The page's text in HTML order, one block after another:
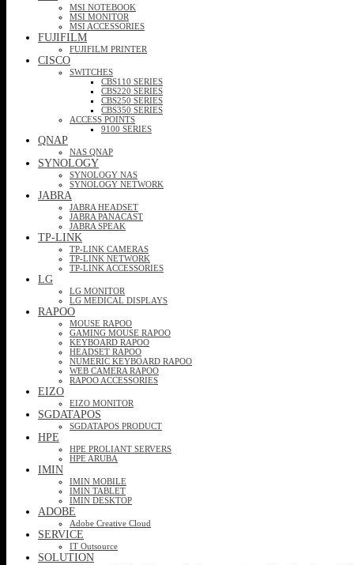
MSI NOTEBOOK
MSI MONITOR
MSI ACCESSORIES
FUJIFILM
FUJIFILM PRINTER
CISCO
SWITCHES
CBS110 SERIES
CBS220 SERIES
CBS250 SERIES
CBS350 SERIES
ACCESS POINTS
9100 SERIES
QNAP
NAS QNAP
SYNOLOGY
SYNOLOGY NAS
SYNOLOGY NETWORK
JABRA
JABRA HEADSET
JABRA PANACAST
JABRA SPEAK
TP-LINK
TP-LINK CAMERAS
TP-LINK NETWORK
TP-LINK ACCESSORIES
LG
LG MONITOR
LG MEDICAL DISPLAYS
RAPOO
MOUSE RAPOO
GAMING MOUSE RAPOO
KEYBOARD RAPOO
HEADSET RAPOO
NUMERIC KEYBOARD RAPOO
WEB CAMERA RAPOO
RAPOO ACCESSORIES
EIZO
EIZO MONITOR
SGDATAPOS
SGDATAPOS PRODUCT
HPE
HPE PROLIANT SERVERS
HPE ARUBA
IMIN
IMIN MOBILE
IMIN TABLET
IMIN DESKTOP
ADOBE
Adobe Creative Cloud
SERVICE
IT Outsource
SOLUTION